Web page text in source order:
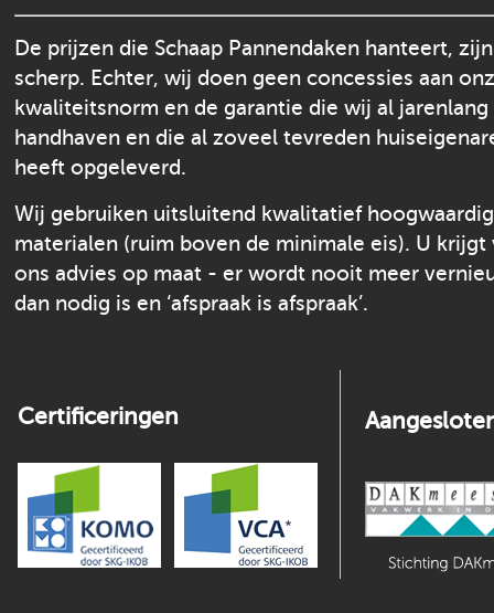
De prijzen die Schaap Pannendaken hanteert,
scherp. Echter, wij doen geen concessies aan
kwaliteitsnorm en de garantie die wij al jarenlang
handhaven en die al zoveel tevreden
heeft opgeleverd.
Wij gebruiken uitsluitend kwalitatief
materialen (ruim boven de minimale eis). U krijgt
ons advies op maat - er wordt nooit meer
dan nodig is en ‘afspraak is afspraak’.
Certificeringen